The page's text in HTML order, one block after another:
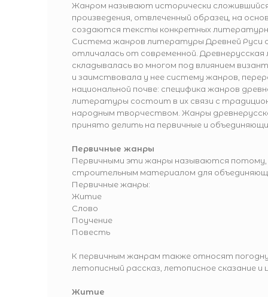
Жанром называют исторически
произведения, отвлеченный образец, на
создаются тексты конкретных
Система жанров литературы Древней Руси
отличалась от современной.
складывалась во многом под влиянием
и заимствовала у нее систему жанров,
национальной почве: специфика жанров
литературы состоит в их связи с
народным творчеством. Жанры
принято делить на первичные и
Первичные жанры
Первичными эти жанры называются потому,
строительным материалом для
Первичные жанры:
Житие
Слово
Поучение
Повесть
К первичным жанрам также относят
летописный рассказ, летописное сказание и
Житие